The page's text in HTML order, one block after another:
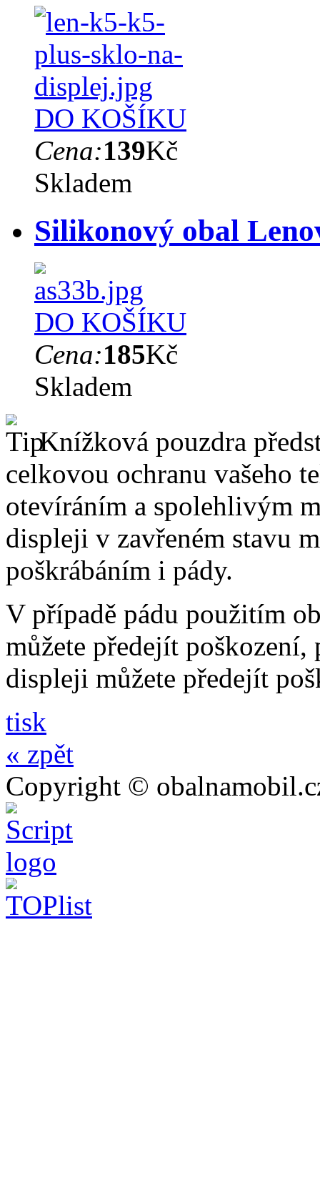
DO KOŠÍKU
Cena:139Kč
Skladem
Silikonový obal
DO KOŠÍKU
Cena:185Kč
Skladem
Knížková pouzdra
celkovou ochranu vašeho
otevíráním a spolehlivým
displeji v zavřeném stavu
poškrábáním i pády.
V případě pádu použitím
můžete předejít
displeji můžete předejít
tisk
« zpět
Copyright ©